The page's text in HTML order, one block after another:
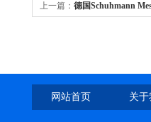
上一篇： 德国Schuhmann
网站首页 关